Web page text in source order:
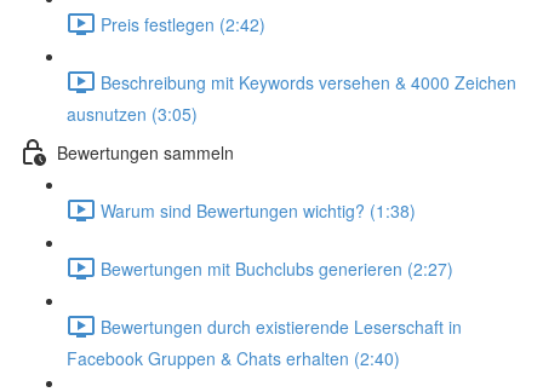
Preis festlegen (2:42)
Beschreibung mit Keywords versehen & 4000 Zeichen
ausnutzen (3:05)
Bewertungen sammeln
Warum sind Bewertungen wichtig? (1:38)
Bewertungen mit Buchclubs generieren (2:27)
Bewertungen durch existierende Leserschaft in
Facebook Gruppen & Chats erhalten (2:40)